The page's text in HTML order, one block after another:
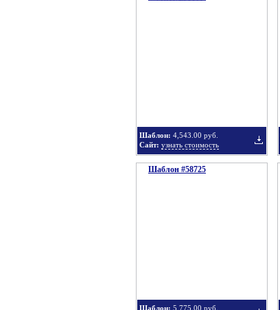
Шаблон: 4,543.00 руб.
Сайт: узнать стоимость
Шаблон #58725
Шаблон: 5,775.00 руб.